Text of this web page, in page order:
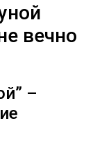
вечно
–